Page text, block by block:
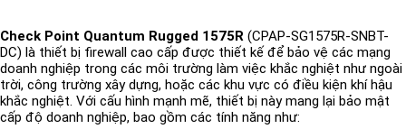
Check Point Quantum Rugged 1575R (CPAP-SG1575R-SNBT-
DC) là thiết bị firewall cao cấp được thiết kế để bảo vệ các mạng
doanh nghiệp trong các môi trường làm việc khắc nghiệt như ngoài
trời, công trường xây dựng, hoặc các khu vực có điều kiện khí hậu
khắc nghiệt. Với cấu hình mạnh mẽ, thiết bị này mang lại bảo mật
cấp độ doanh nghiệp, bao gồm các tính năng như: